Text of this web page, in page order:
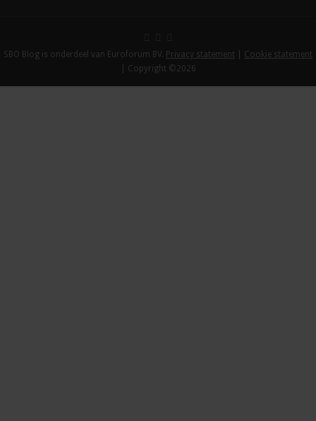
SBO Blog is onderdeel van Euroforum BV. Privacy statement
Cookie statement
| Copyright ©2026